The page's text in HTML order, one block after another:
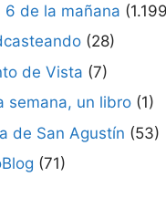
6 de la mañana
(28)
de Vista (7)
semana, un libro (1)
de San Agustín (53)
(71)